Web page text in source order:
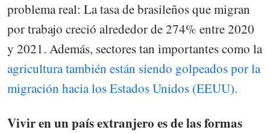
problema real: La tasa de brasileños que migran
por trabajo creció alrededor de 274% entre 2020
y 2021. Además, sectores tan importantes como la
agricultura también están siendo golpeados por la
migración hacia los Estados Unidos (EEUU).
Vivir en un país extranjero es de las formas